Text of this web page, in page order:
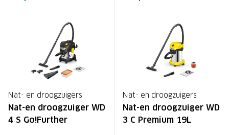
Nat- en droogzuigers
Nat-en droogzuiger WD
4 S Go!Further
Nat- en droogzuigers
Nat-en droogzuiger WD
3 C Premium 19L